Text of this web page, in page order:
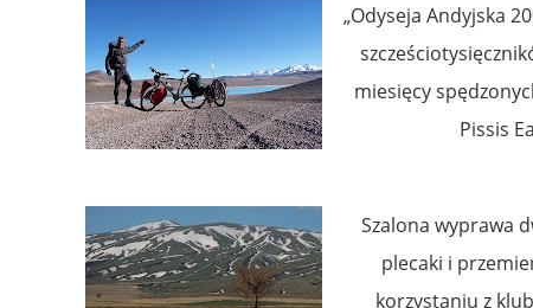
„Odyseja Andyjska
miesięcy
Pissis
Szalona wyprawa
plecaki i
korzystaniu z